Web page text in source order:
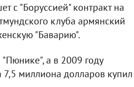
с "Боруссией" контракт на
клуба армянский
"Баварию".
а в 2009 году
7,5 миллиона долларов купил